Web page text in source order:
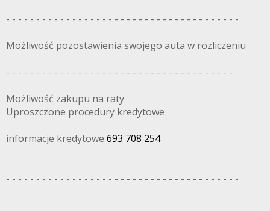
- - - - - - - - - - - - - - - - - - - - - - - - - - - - - - - - - - - - - - -
Możliwość pozostawienia swojego auta w rozliczeniu
- - - - - - - - - - - - - - - - - - - - - - - - - - - - - - - - - - - - - -
Możliwość zakupu na raty
Uproszczone procedury kredytowe
informacje kredytowe 693 708 254
- - - - - - - - - - - - - - - - - - - - - - - - - - - - - - - - - - - - - - -